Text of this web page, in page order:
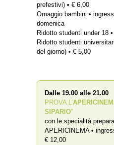
prefestivi) • € 6,00
Omaggio bambini •
domenica
Ridotto studenti under 18
Ridotto studenti
del giorno) • € 5,00
Dalle 19.00 alle 21.00
PROVA L’
SIPARIO”
con le specialità
APERICINEMA •
€ 12,00